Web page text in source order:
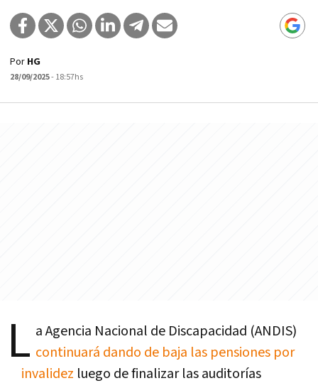
Por HG
28/09/2025- 18:57hs
L a Agencia Nacional de Discapacidad (ANDIS)
continuará dando de baja las pensiones por
invalidez luego de finalizar las auditorías